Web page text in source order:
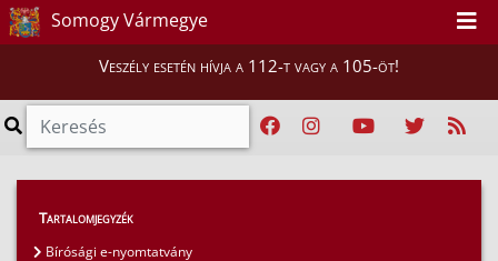
Somogy Vármegye
Veszély esetén hívja a 112-t vagy a 105-öt!
Szakmai tájékoztatók
> Bírósági e-nyomtatvány
Tartalomjegyzék
Bírósági e-nyomtatvány